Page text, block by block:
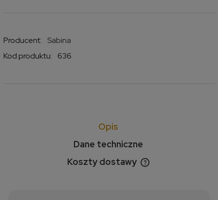
Producent:
Sabina
Kod produktu:
636
Opis
Dane techniczne
Koszty dostawy
Cena nie zawiera ewentualnych kosztów płatności